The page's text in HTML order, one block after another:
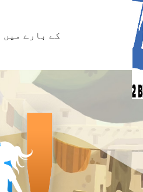
کے بارے میں